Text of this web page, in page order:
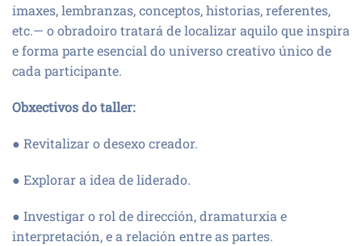
imaxes, lembranzas, conceptos, historias, referentes,
etc.— o obradoiro tratará de localizar aquilo que inspira
e forma parte esencial do universo creativo único de
cada participante.
Obxectivos do taller:
● Revitalizar o desexo creador.
● Explorar a idea de liderado.
● Investigar o rol de dirección, dramaturxia e
interpretación, e a relación entre as partes.